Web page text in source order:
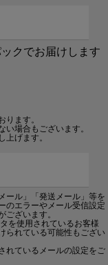
クでお届けします
ます。
場合もございます。
げます。
ール」「発送メール」等を
のエラーやメール受信設定
ざいます。
を使用されているお客様
られている可能性もござい
れているメールの設定をご